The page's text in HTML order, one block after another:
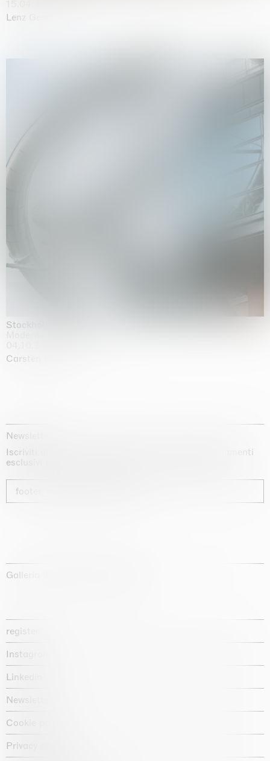
Lenz Geerk
Stockholm Slides
Carsten Höller
Newsletter
Iscriviti alla nostra newsletter per ricevere aggiornamenti
esclusivi sui nostri artisti, sulle mostre e sulle fiere.
footer_newsletter_subscribe
Galleria d'arte fondata nel 1987
register
Instagram
Linkedin
Newsletter
Cookie policy
Privacy policy